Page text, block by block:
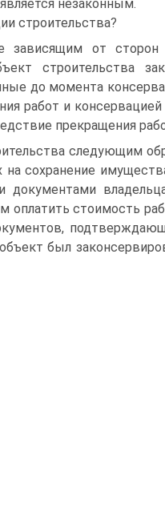
незаконным.
строительства?
от сторон
строительства
до момента
работ и консервацией
прекращения
следующим
сохранение
стоимость
был